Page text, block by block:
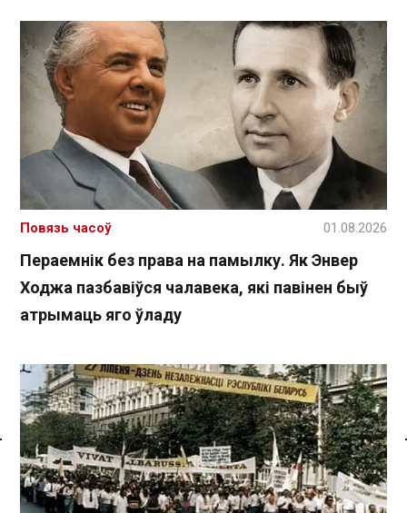
Спасылка без VPN
Пераемнік без права на памылку. Як Энвер
Ходжа пазбавіўся чалавека, які павінен быў
атрымаць яго ўладу
Повязь часоў 01.08.2026